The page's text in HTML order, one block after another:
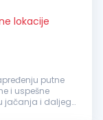
lokacije
putne
i uspešne
jačanja i daljeg